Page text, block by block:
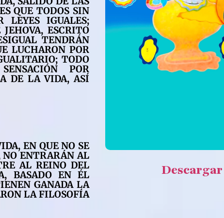
QUE TODOS SIN
LEYES IGUALES;
ESCRITO
TENDRÁN
LUCHARON POR
TODO
POR
DE LA VIDA, ASÍ
EN QUE NO SE
NO ENTRARÁN AL
AL REINO DEL
BASADO EN ÉL
GANADA LA
LA FILOSOFÍA
Descargar